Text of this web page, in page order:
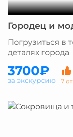
Городец и
Погрузиться в
деталях города
3700₽
7
за экскурсию